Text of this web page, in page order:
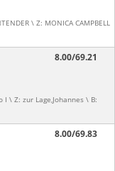
\ Z: MONICA CAMPBELL
\ Z: zur Lage,Johannes \ B:
8.00/69.21
8.00/69.83